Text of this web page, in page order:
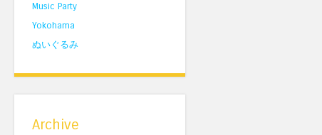
Music Party
Yokohama
ぬいぐるみ
Archive